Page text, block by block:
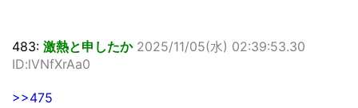
483: 激熱と申したか 2025/11/05(水) 02:39:53.30
ID:lVNfXrAa0
>>475